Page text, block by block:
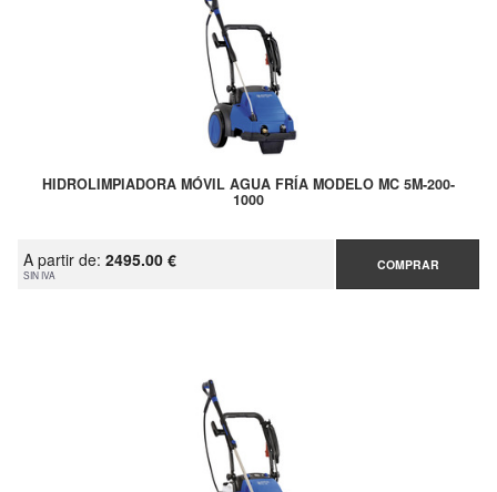
HIDROLIMPIADORA MÓVIL AGUA FRÍA MODELO MC 5M-200-
1000
A partir de: 2495.00 €
SIN IVA
COMPRAR